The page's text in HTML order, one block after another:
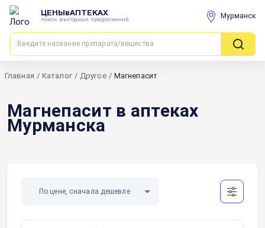
ЦЕНЫвАПТЕКАХ
поиск выгодных предложений Мурманск
Главная / Каталог / Другое / Магнепасит
Магнепасит в аптеках
Мурманска
По цене, сначала дешевле